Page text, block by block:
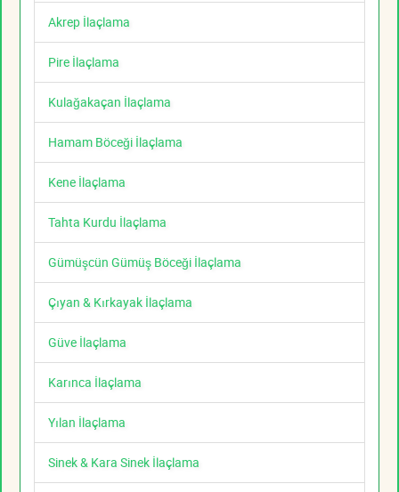
Akrep İlaçlama
Pire İlaçlama
Kulağakaçan İlaçlama
Hamam Böceği İlaçlama
Kene İlaçlama
Tahta Kurdu İlaçlama
Gümüşcün Gümüş Böceği İlaçlama
Çıyan & Kırkayak İlaçlama
Güve İlaçlama
Karınca İlaçlama
Yılan İlaçlama
Sinek & Kara Sinek İlaçlama